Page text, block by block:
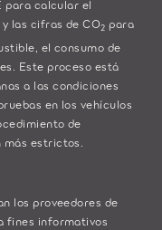
para calcular el
las cifras de CO2 para
el consumo de
Este proceso está
a las condiciones
en los vehículos
de
más estrictos.
los proveedores de
fines informativos